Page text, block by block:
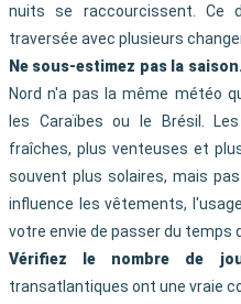
nuits se raccourcissent. Ce
traversée avec plusieurs
Ne sous-estimez pas la
Nord n'a pas la même météo
les Caraïbes ou le Brésil.
fraîches, plus venteuses et
souvent plus solaires, mais
influence les vêtements,
votre envie de passer du temps
Vérifiez le nombre de
transatlantiques ont une vraie